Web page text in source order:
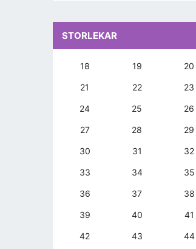
STORLEKAR
18 19 20
21 22 23
24 25 26
27 28 29
30 31 32
33 34 35
36 37 38
39 40 41
42 43 44